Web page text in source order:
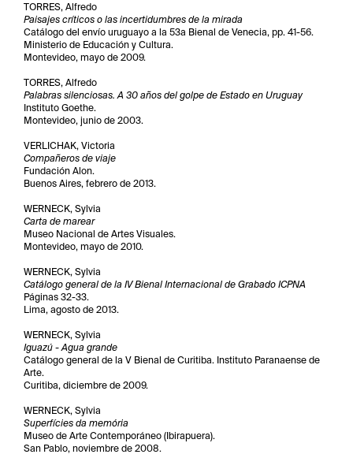
TORRES, Alfredo
Paisajes críticos o las incertidumbres de la mirada
Catálogo del envío uruguayo a la 53a Bienal de Venecia, pp. 41-56.
Ministerio de Educación y Cultura.
Montevideo, mayo de 2009.
TORRES, Alfredo
Palabras silenciosas. A 30 años del golpe de Estado en Uruguay
Instituto Goethe.
Montevideo, junio de 2003.
VERLICHAK, Victoria
Compañeros de viaje
Fundación Alon.
Buenos Aires, febrero de 2013.
WERNECK, Sylvia
Carta de marear
Museo Nacional de Artes Visuales.
Montevideo, mayo de 2010.
WERNECK, Sylvia
Catálogo general de la IV Bienal Internacional de Grabado ICPNA
Páginas 32-33.
Lima, agosto de 2013.
WERNECK, Sylvia
Iguazú - Agua grande
Catálogo general de la V Bienal de Curitiba. Instituto Paranaense de
Arte.
Curitiba, diciembre de 2009.
WERNECK, Sylvia
Superfícies da memória
Museo de Arte Contemporáneo (Ibirapuera).
San Pablo, noviembre de 2008.